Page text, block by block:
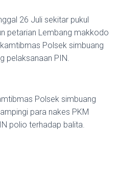
26 Juli sekitar pukul
petarian Lembang makkodo
Polsek simbuang
pelaksanaan PIN.
Polsek simbuang
para nakes PKM
polio terhadap balita.